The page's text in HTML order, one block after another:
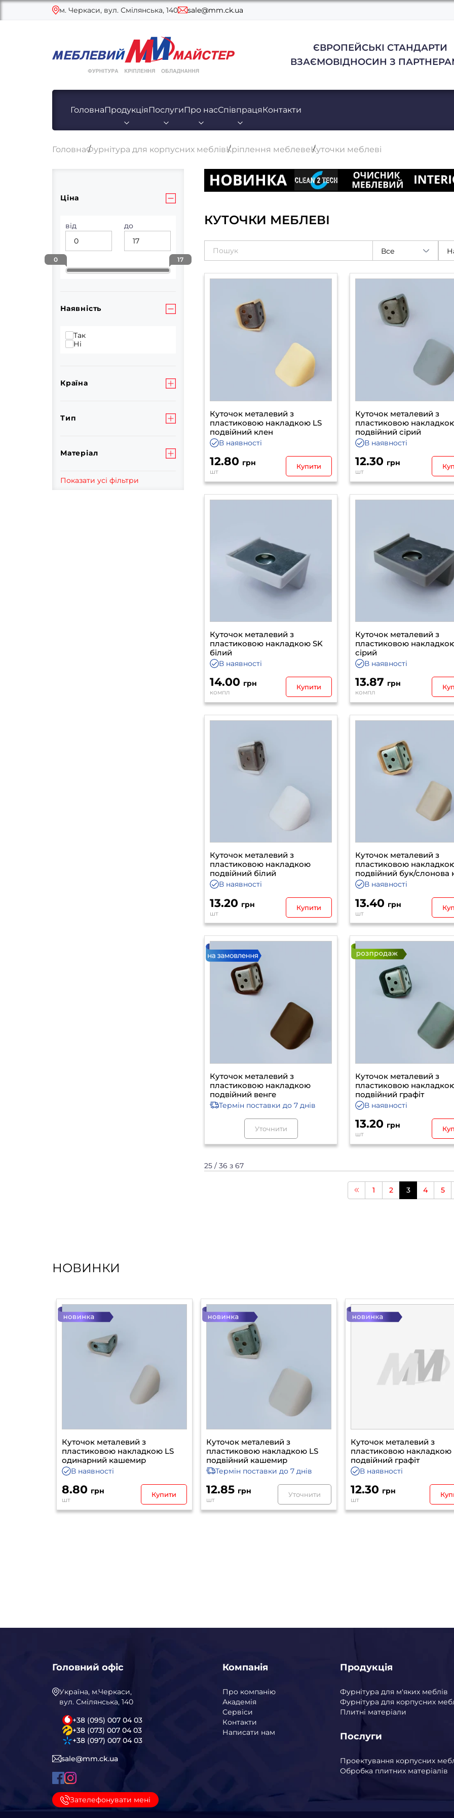
м. Черкаси, вул. Смілянська, 140 sale@mm.ck.ua
ЄВРОПЕЙСЬКІ СТАНДАРТИ
ВЗАЄМОВІДНОСИН З
ГоловнаПродукція ПослугиПро насСпівпраця Контакти
ГоловнаФурнітура для корпусних меблівКріплення меблевеКуточки меблеві
Ціна
від до
0 17
Наявність
Так
Ні
Країна
Тип
Матеріал
Показати усі фільтри
КУТОЧКИ МЕБЛЕВІ
Все
Куточок металевий з
пластиковою накладкою LS
подвійний клен
В наявності
12.80 грн
шт
Купити
Куточок металевий з
пластиковою
подвійний сірий
В наявності
12.30 грн
шт
Куточок металевий з
пластиковою накладкою SK
білий
В наявності
14.00 грн
компл
Купити
Куточок металевий з
пластиковою
сірий
В наявності
13.87 грн
компл
Куточок металевий з
пластиковою накладкою
подвійний білий
В наявності
13.20 грн
шт
Купити
Куточок металевий з
пластиковою
подвійний бук/слонова
В наявності
13.40 грн
шт
Куточок металевий з
пластиковою накладкою
подвійний венге
Термін поставки до 7 днів
Уточнити
Куточок металевий з
пластиковою
подвійний графіт
В наявності
13.20 грн
шт
25 / 36 з 67
1 2 3 4 5
НОВИНКИ
Куточок металевий з
пластиковою накладкою LS
одинарний кашемир
В наявності
8.80 грн
шт
Купити
Куточок металевий з
пластиковою накладкою LS
подвійний кашемир
Термін поставки до 7 днів
12.85 грн
шт
Уточнити
Куточок металевий з
пластиковою накладкою
подвійний графіт
В наявності
12.30 грн
шт
Головний офіс
Україна, м.Черкаси,
вул. Смілянська, 140
+38 (095) 007 04 03
+38 (073) 007 04 03
+38 (097) 007 04 03
sale@mm.ck.ua
Зателефонувати мені
Компанія
Про компанію
Академія
Сервіси
Контакти
Написати нам
Продукція
Фурнітура для м'яких меблів
Фурнітура для корпусних
Плитні матеріали
Послуги
Проектування корпусних
Обробка плитних матеріалів